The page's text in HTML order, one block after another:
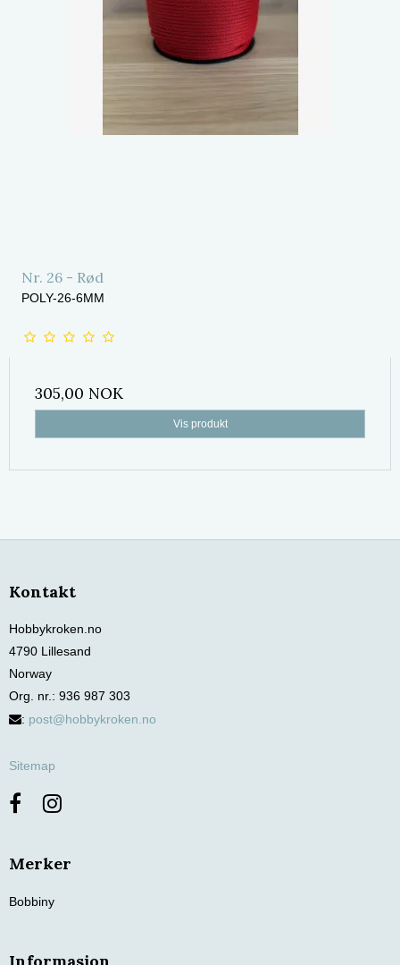
Nr. 26 - Rød
POLY-26-6MM
305,00 NOK
Vis produkt
Kontakt
Hobbykroken.no
4790 Lillesand
Norway
Org. nr.: 936 987 303
: post@hobbykroken.no
Sitemap
Merker
Bobbiny